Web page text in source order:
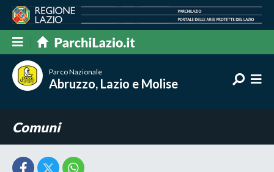
Parco Nazionale
Abruzzo, Lazio e Molise
Comuni